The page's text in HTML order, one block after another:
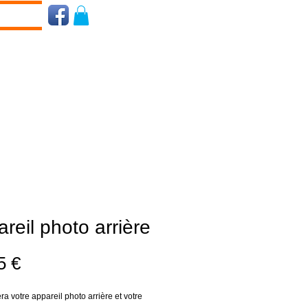
photo arrière
€Prix
votre appareil photo arrière et votre